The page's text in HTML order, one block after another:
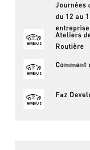
Journées
du 12 au
Ateliers
Routière
Comment
Faz